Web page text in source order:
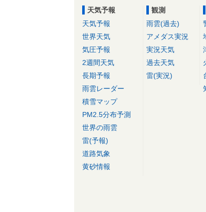
天気予報
天気予報
世界天気
気圧予報
2週間天気
長期予報
雨雲レーダー
積雪マップ
PM2.5分布予測
世界の雨雲
雷(予報)
道路気象
黄砂情報
観測
雨雲(過去)
アメダス実況
実況天気
過去天気
雷(実況)